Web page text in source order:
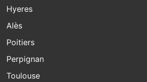
Hyeres
Alès
Poitiers
Perpignan
Toulouse